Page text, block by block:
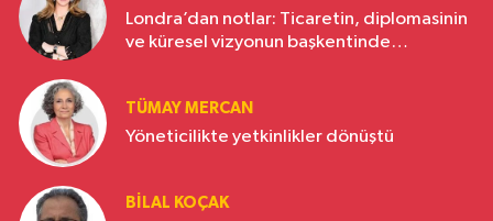
Londra’dan notlar: Ticaretin, diplomasinin
ve küresel vizyonun başkentinde
TÜMAY MERCAN
Yöneticilikte yetkinlikler dönüştü
BILAL KOÇAK